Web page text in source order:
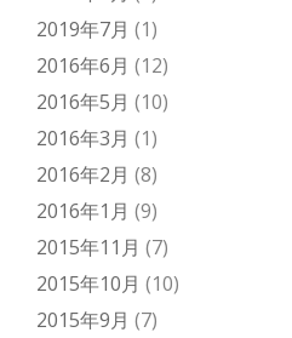
2019年7月 (1)
2016年6月 (12)
2016年5月 (10)
2016年3月 (1)
2016年2月 (8)
2016年1月 (9)
2015年11月 (7)
2015年10月 (10)
2015年9月 (7)